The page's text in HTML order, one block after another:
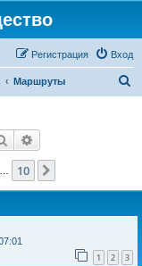
Вход
Регистрация
Маршруты
Поиск
10
1 2 3